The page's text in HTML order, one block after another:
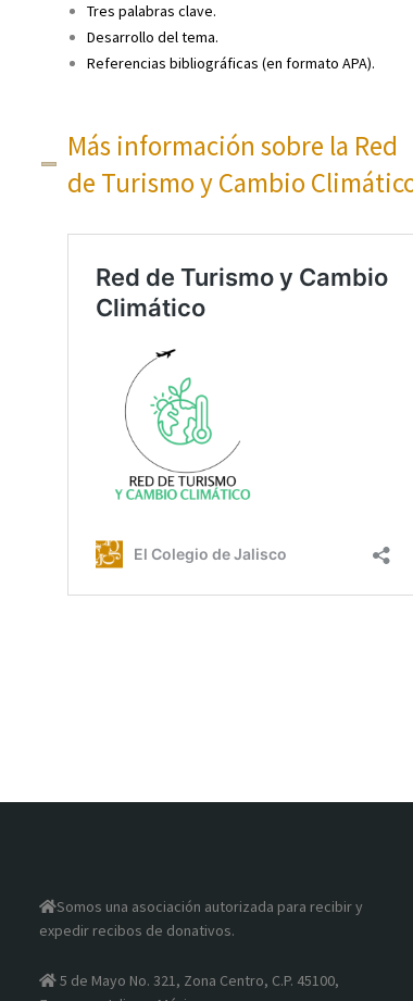
Tres palabras clave.
Desarrollo del tema.
Referencias bibliográficas (en formato APA).
Más información sobre la Red
de Turismo y Cambio
Somos una asociación autorizada para recibir y
expedir recibos de donativos.
5 de Mayo No. 321, Zona Centro, C.P. 45100,